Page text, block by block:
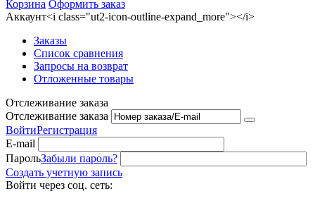
Корзина Оформить заказ
Аккаунт<i class="ut2-icon-outline-expand_more"></i>
Заказы
Список сравнения
Запросы на возврат
Отложенные товары
Отслеживание заказа
Отслеживание заказа
ВойтиРегистрация
E-mail
ПарольЗабыли пароль?
Создать учетную запись
Войти через соц. сеть: